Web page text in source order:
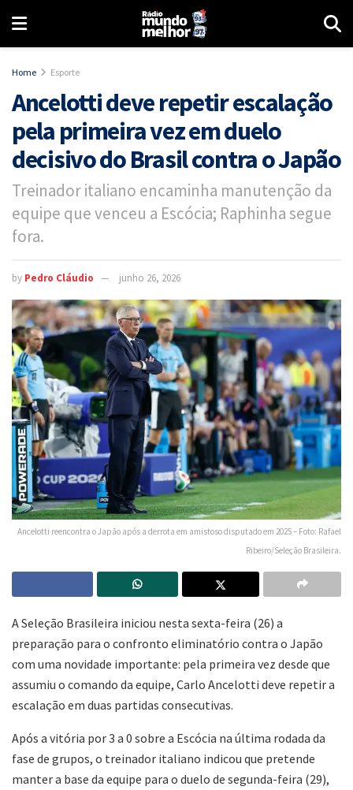
Home Esporte
Ancelotti deve repetir escalação
pela primeira vez em duelo
decisivo do Brasil contra o Japão
Treinador italiano encaminha manutenção da
equipe que venceu a Escócia; Raphinha segue
fora.
by Pedro Cláudio junho 26, 2026
Ancelotti reencontra o Japão após a derrota em amistoso disputado em 2025 – Foto: Rafael
Ribeiro/Seleção Brasileira.
A Seleção Brasileira iniciou nesta sexta-feira (26) a
preparação para o confronto eliminatório contra o Japão
com uma novidade importante: pela primeira vez desde que
assumiu o comando da equipe, Carlo Ancelotti deve repetir a
escalação em duas partidas consecutivas.
Após a vitória por 3 a 0 sobre a Escócia na última rodada da
fase de grupos, o treinador italiano indicou que pretende
manter a base da equipe para o duelo de segunda-feira (29),